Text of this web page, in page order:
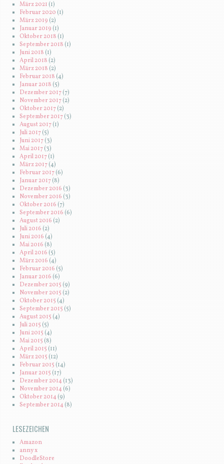
März 2021(1)
Februar 2020 (1)
März 2019 (2)
Januar 2019 (1)
Oktober 2018(1)
September 2018 (1)
Juni 2018 (1)
April 2018(2)
März 2018 (2)
Februar 2018(4)
Januar 2018 (5)
Dezember 2017(7)
November 2017(2)
Oktober 2017(2)
September 2017(3)
August 2017(1)
Juli 2017(5)
Juni 2017(3)
Mai 2017(3)
April 2017(1)
März 2017(4)
Februar 2017(6)
Januar 2017(8)
Dezember 2016 (3)
November 2016 (3)
Oktober 2016(7)
September 2016 (6)
August 2016(2)
Juli 2016(2)
Juni 2016 (4)
Mai 2016 (8)
April 2016(5)
März 2016 (4)
Februar 2016(5)
Januar 2016 (6)
Dezember 2015 (9)
November 2015 (2)
Oktober 2015 (4)
September 2015 (5)
August 2015 (4)
Juli 2015 (5)
Juni 2015 (4)
Mai 2015(8)
April 2015 (11)
März 2015 (12)
Februar 2015 (14)
Januar 2015 (17)
Dezember 2014(13)
November 2014(6)
Oktober 2014(9)
September 2014(8)
LESEZEICHEN
Amazon
anny x
DoodleStore